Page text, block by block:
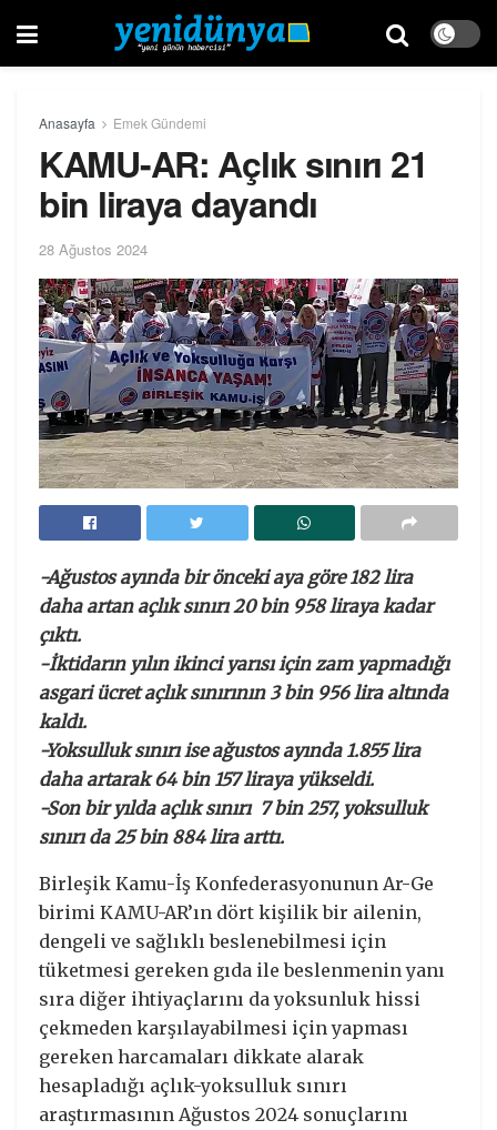
Anasayfa Emek Gündemi
KAMU-AR: Açlık sınırı 21
bin liraya dayandı
28 Ağustos 2024
-Ağustos ayında bir önceki aya göre 182 lira
daha artan açlık sınırı 20 bin 958 liraya kadar
çıktı.
-İktidarın yılın ikinci yarısı için zam yapmadığı
asgari ücret açlık sınırının 3 bin 956 lira altında
kaldı.
-Yoksulluk sınırı ise ağustos ayında 1.855 lira
daha artarak 64 bin 157 liraya yükseldi.
-Son bir yılda açlık sınırı 7 bin 257, yoksulluk
sınırı da 25 bin 884 lira arttı.
Birleşik Kamu-İş Konfederasyonunun Ar-Ge
birimi KAMU-AR’ın dört kişilik bir ailenin,
dengeli ve sağlıklı beslenebilmesi için
tüketmesi gereken gıda ile beslenmenin yanı
sıra diğer ihtiyaçlarını da yoksunluk hissi
çekmeden karşılayabilmesi için yapması
gereken harcamaları dikkate alarak
hesapladığı açlık-yoksulluk sınırı
araştırmasının Ağustos 2024 sonuçlarını